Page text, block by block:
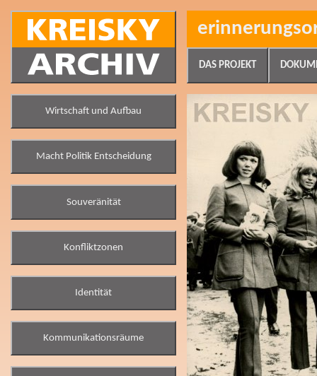
DAS PROJEKT
Wirtschaft und Aufbau
Macht Politik Entscheidung
Souveränität
Konfliktzonen
Identität
Kommunikationsräume